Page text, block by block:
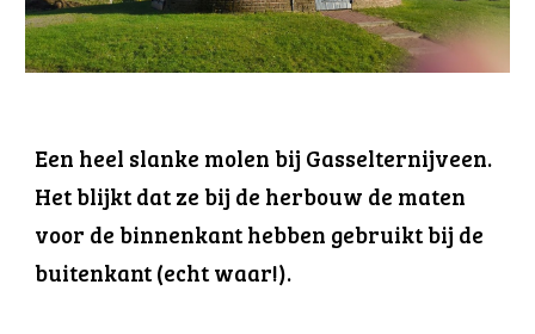
Een heel slanke molen bij Gasselternijveen.
Het blijkt dat ze bij de herbouw de maten
voor de binnenkant hebben gebruikt bij de
buitenkant (echt waar!).